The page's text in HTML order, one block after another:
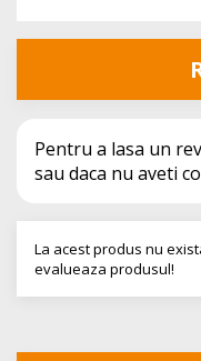
Pentru a lasa un
sau daca nu aveti
La acest produs nu
evalueaza produsul!